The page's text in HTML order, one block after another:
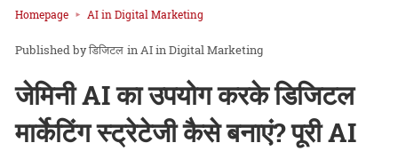
Homepage AI in Digital Marketing
डिजिटल inAI in Digital Marketing
जेमिनी AI का उपयोग करके डिजिटल
मार्केटिंग स्ट्रेटेजी कैसे बनाएं? पूरी AI